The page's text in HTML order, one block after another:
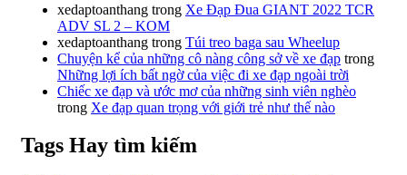
xedaptoanthang trong Xe Đạp Đua GIANT 2022 TCR
ADV SL 2 – KOM
xedaptoanthang trong Túi treo baga sau Wheelup
Chuyện kể của những cô nàng công sở về xe đạp trong
Những lợi ích bất ngờ của việc đi xe đạp ngoài trời
Chiếc xe đạp và ước mơ của những sinh viên nghèo
trong Xe đạp quan trọng với giới trẻ như thế nào
Tags Hay tìm kiếm